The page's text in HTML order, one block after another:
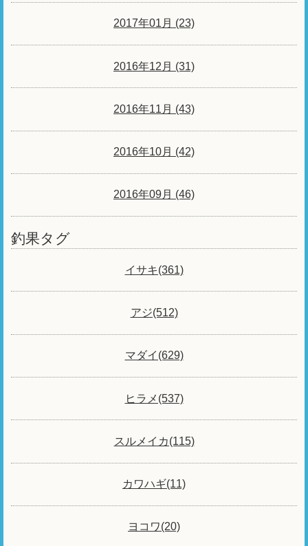
2017年01月 (23)
2016年12月 (31)
2016年11月 (43)
2016年10月 (42)
2016年09月 (46)
釣果タグ
イサキ(361)
アジ(512)
マダイ(629)
ヒラメ(537)
スルメイカ(115)
カワハギ(11)
ヨコワ(20)